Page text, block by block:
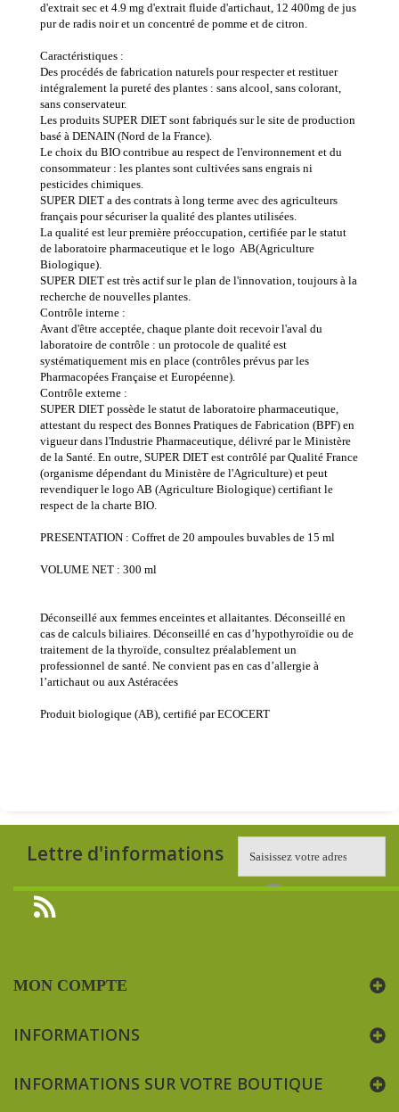
d'extrait sec et 4.9 mg d'extrait fluide d'artichaut, 12 400mg de jus
pur de radis noir et un concentré de pomme et de citron.
Caractéristiques :
Des procédés de fabrication naturels pour respecter et restituer
intégralement la pureté des plantes : sans alcool, sans colorant,
sans conservateur.
Les produits SUPER DIET sont fabriqués sur le site de production
basé à DENAIN (Nord de la France).
Le choix du BIO contribue au respect de l'environnement et du
consommateur : les plantes sont cultivées sans engrais ni
pesticides chimiques.
SUPER DIET a des contrats à long terme avec des agriculteurs
français pour sécuriser la qualité des plantes utilisées.
La qualité est leur première préoccupation, certifiée par le statut
de laboratoire pharmaceutique et le logo AB(Agriculture
Biologique).
SUPER DIET est très actif sur le plan de l'innovation, toujours à la
recherche de nouvelles plantes.
Contrôle interne :
Avant d'être acceptée, chaque plante doit recevoir l'aval du
laboratoire de contrôle : un protocole de qualité est
systématiquement mis en place (contrôles prévus par les
Pharmacopées Française et Européenne).
Contrôle externe :
SUPER DIET possède le statut de laboratoire pharmaceutique,
attestant du respect des Bonnes Pratiques de Fabrication (BPF) en
vigueur dans l'Industrie Pharmaceutique, délivré par le Ministère
de la Santé. En outre, SUPER DIET est contrôlé par Qualité France
(organisme dépendant du Ministère de l'Agriculture) et peut
revendiquer le logo AB (Agriculture Biologique) certifiant le
respect de la charte BIO.
PRESENTATION : Coffret de 20 ampoules buvables de 15 ml
VOLUME NET : 300 ml
Déconseillé aux femmes enceintes et allaitantes. Déconseillé en
cas de calculs biliaires. Déconseillé en cas d’hypothyroïdie ou de
traitement de la thyroïde, consultez préalablement un
professionnel de santé. Ne convient pas en cas d’allergie à
l’artichaut ou aux Astéracées
Produit biologique (AB), certifié par ECOCERT
Lettre d'informations
MON COMPTE
INFORMATIONS
INFORMATIONS SUR VOTRE BOUTIQUE